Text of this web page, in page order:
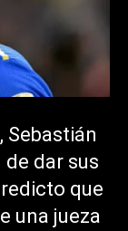
Sebastián
dar sus
que
una jueza